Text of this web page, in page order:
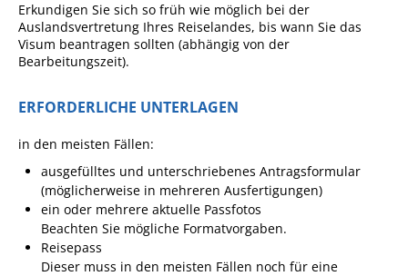
Selbstbestimmung
Fachstelle
Aushang- und Schaukästen
Öffentliche
Bekanntmachungen
Ausschreibungen
Bebauungspläne
Erkundigen Sie sich so früh wie möglich bei der
Auslandsvertretung Ihres Reiselandes, bis wann Sie das
Visum beantragen sollten (abhängig von der
Bearbeitungszeit).
ERFORDERLICHE UNTERLAGEN
in den meisten Fällen:
ausgefülltes und unterschriebenes Antragsformular
(möglicherweise in mehreren Ausfertigungen)
ein oder mehrere aktuelle Passfotos
Beachten Sie mögliche Formatvorgaben.
Reisepass
Dieser muss in den meisten Fällen noch für eine